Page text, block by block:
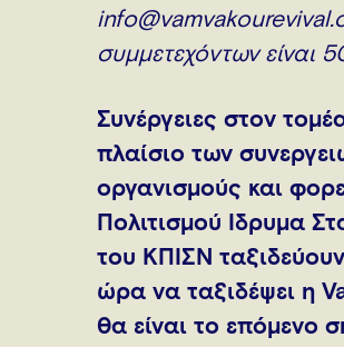
συμμετεχόντων είναι
Συνέργειες στον
πλαίσιο των
οργανισμούς και
Πολιτισμού Ίδρυμα
του ΚΠΙΣΝ
ώρα να ταξιδέψει η
θα είναι το επόμενο